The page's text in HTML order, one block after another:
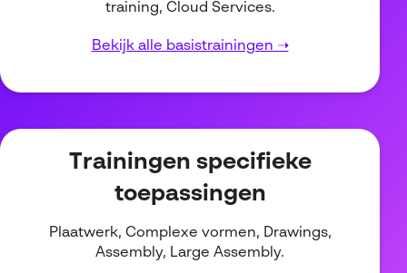
training, Cloud Services.
Bekijk alle basistrainingen ➝
Trainingen specifieke
toepassingen
Plaatwerk, Complexe vormen, Drawings,
Assembly, Large Assembly.